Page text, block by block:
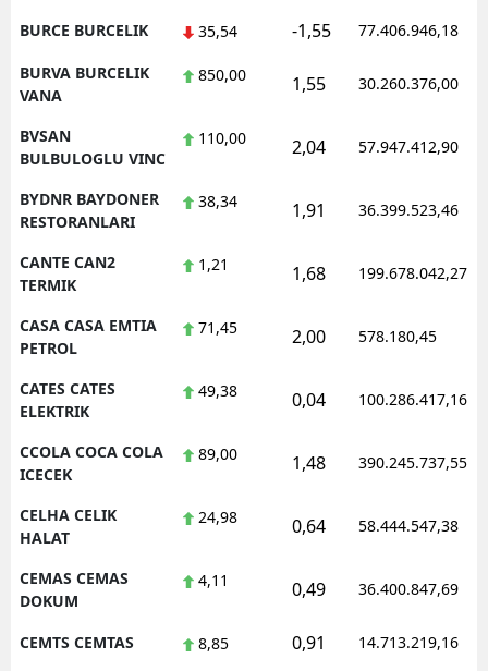
BURCE BURCELIK 35,54 -1,55 77.406.946,18
BURVA BURCELIK
VANA
850,00 1,55 30.260.376,00
BVSAN
BULBULOGLU VINC
110,00 2,04 57.947.412,90
BYDNR BAYDONER
RESTORANLARI
38,34 1,91 36.399.523,46
CANTE CAN2
TERMIK
1,21 1,68 199.678.042,27
CASA CASA EMTIA
PETROL
71,45 2,00 578.180,45
CATES CATES
ELEKTRIK
49,38 0,04 100.286.417,16
CCOLA COCA COLA
ICECEK
89,00 1,48 390.245.737,55
CELHA CELIK
HALAT
24,98 0,64 58.444.547,38
CEMAS CEMAS
DOKUM
4,11 0,49 36.400.847,69
CEMTS CEMTAS 8,85 0,91 14.713.219,16